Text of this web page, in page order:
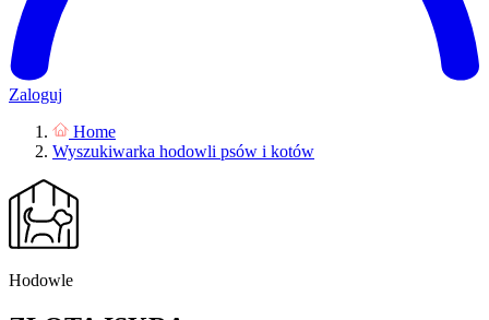
Zaloguj
Home
Wyszukiwarka hodowli psów i kotów
Hodowle